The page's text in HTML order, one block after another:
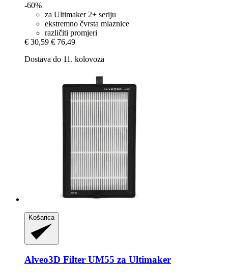
-60%
za Ultimaker 2+ seriju
ekstremno čvrsta mlaznice
različiti promjeri
€ 30,59 € 76,49
Dostava do 11. kolovoza
Košarica
Alveo3D Filter UM55 za Ultimaker